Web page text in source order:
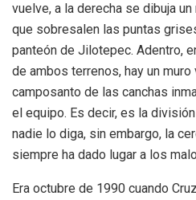
vuelve, a la derecha se dibuja
que sobresalen las puntas
panteón de Jilotepec. Adentro,
de ambos terrenos, hay un
camposanto de las canchas
el equipo. Es decir, es la
nadie lo diga, sin embargo, la
siempre ha dado lugar a los
Era octubre de 1990 cuando